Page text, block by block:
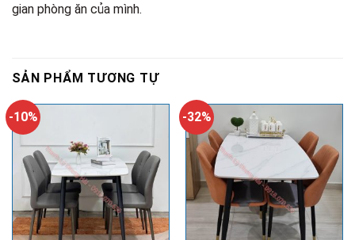
gian phòng ăn của mình.
SẢN PHẨM TƯƠNG TỰ
-10% -32%